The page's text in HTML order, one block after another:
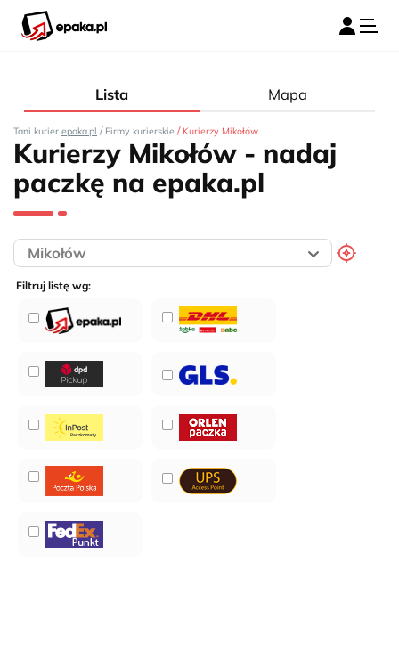
Lista Mapa
Tani kurier epaka.pl / Firmy kurierskie / Kurierzy Mikołów
Kurierzy Mikołów - nadaj
paczkę na epaka.pl
Filtruj listę wg: